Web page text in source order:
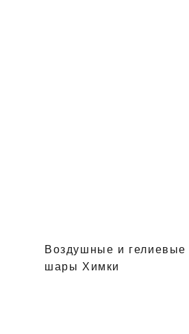
Воздушные и гелиевые
шары Химки